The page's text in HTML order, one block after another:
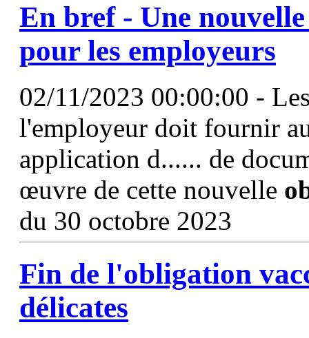
En bref - Une
pour les employeurs
02/11/2023 00:00:00 -
l'employeur doit fournir
application d...... de
œuvre de cette nouvelle
du 30 octobre 2023
Fin de l'obligation
délicates